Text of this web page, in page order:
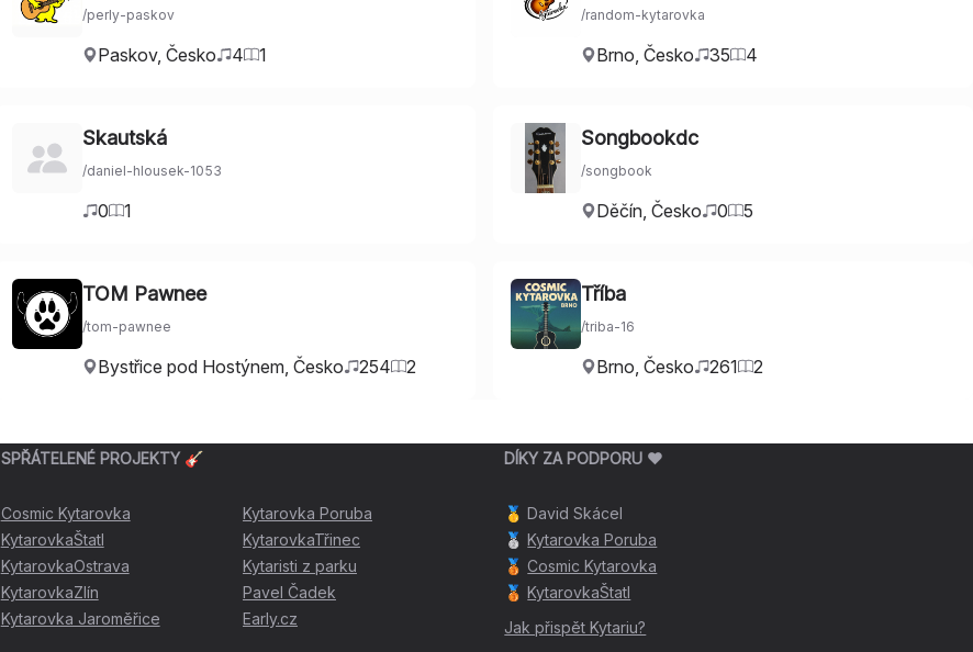
/perly-paskov
Paskov, Česko 4 1
/random-kytarovka
Brno, Česko 35 4
Skautská
/daniel-hlousek-1053
0 1
Songbookdc
/songbook
Děčín, Česko 0 5
TOM Pawnee
/tom-pawnee
Bystřice pod Hostýnem, Česko 254 2
Tříba
/triba-16
Brno, Česko 261 2
SPŘÁTELENÉ PROJEKTY 🎸
Cosmic Kytarovka
KytarovkaŠtatl
KytarovkaOstrava
KytarovkaZlín
Kytarovka Jaroměřice
Kytarovka Poruba
KytarovkaTřinec
Kytaristi z parku
Pavel Čadek
Early.cz
DÍKY ZA PODPORU ❤️
🥇 David Skácel
🥈 Kytarovka Poruba
🥉 Cosmic Kytarovka
🥉 KytarovkaŠtatl
Jak přispět Kytariu?